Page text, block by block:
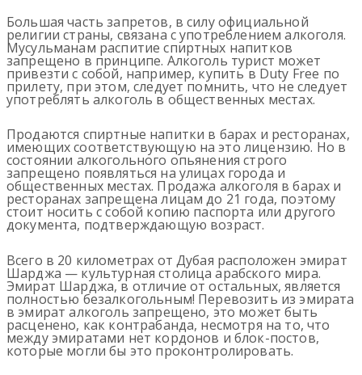
Большая часть запретов, в силу официальной
религии страны, связана с употреблением алкоголя.
Мусульманам распитие спиртных напитков
запрещено в принципе. Алкоголь турист может
привезти с собой, например, купить в Duty Free по
прилету, при этом, следует помнить, что не следует
употреблять алкоголь в общественных местах.
Продаются спиртные напитки в барах и ресторанах,
имеющих соответствующую на это лицензию. Но в
состоянии алкогольного опьянения строго
запрещено появляться на улицах города и
общественных местах. Продажа алкоголя в барах и
ресторанах запрещена лицам до 21 года, поэтому
стоит носить с собой копию паспорта или другого
документа, подтверждающую возраст.
Всего в 20 километрах от Дубая расположен эмират
Шарджа — культурная столица арабского мира.
Эмират Шарджа, в отличие от остальных, является
полностью безалкогольным! Перевозить из эмирата
в эмират алкоголь запрещено, это может быть
расценено, как контрабанда, несмотря на то, что
между эмиратами нет кордонов и блок-постов,
которые могли бы это проконтролировать.